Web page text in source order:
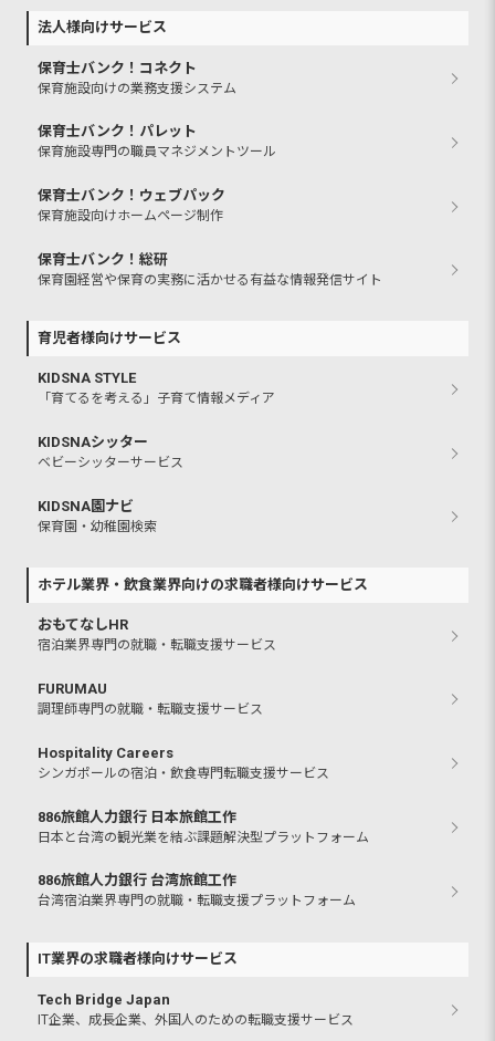
法人様向けサービス
保育士バンク！コネクト
保育施設向けの業務支援システム
保育士バンク！パレット
保育施設専門の職員マネジメントツール
保育士バンク！ウェブパック
保育施設向けホームページ制作
保育士バンク！総研
保育園経営や保育の実務に活かせる有益な情報発信サイト
育児者様向けサービス
KIDSNA STYLE
「育てるを考える」子育て情報メディア
KIDSNAシッター
ベビーシッターサービス
KIDSNA園ナビ
保育園・幼稚園検索
ホテル業界・飲食業界向けの求職者様向けサービス
おもてなしHR
宿泊業界専門の就職・転職支援サービス
FURUMAU
調理師専門の就職・転職支援サービス
Hospitality Careers
シンガポールの宿泊・飲食専門転職支援サービス
886旅館人力銀行 日本旅館工作
日本と台湾の観光業を結ぶ課題解決型プラットフォーム
886旅館人力銀行 台湾旅館工作
台湾宿泊業界専門の就職・転職支援プラットフォーム
IT業界の求職者様向けサービス
Tech Bridge Japan
IT企業、成長企業、外国人のための転職支援サービス